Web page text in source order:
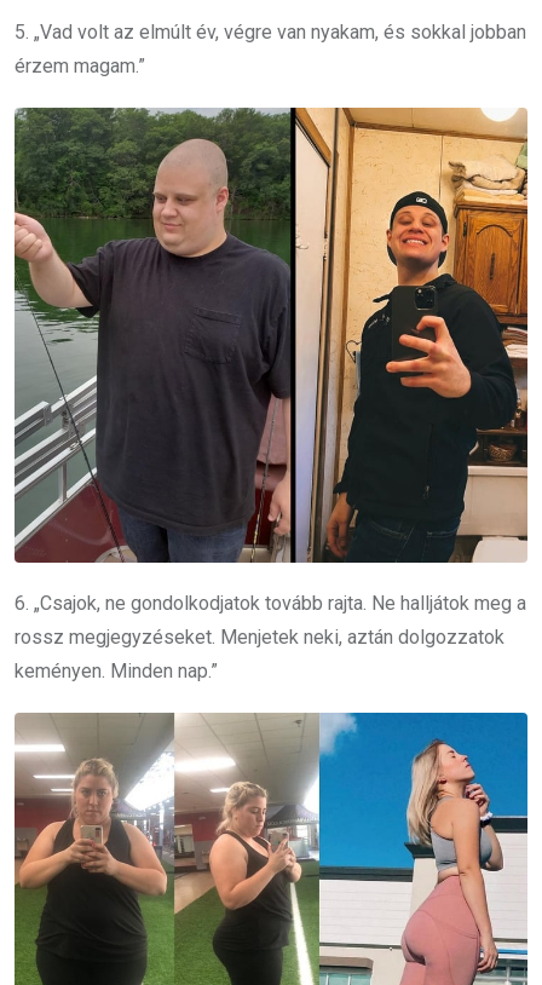
5. „Vad volt az elmúlt év, végre van nyakam, és sokkal jobban
érzem magam.”
6. „Csajok, ne gondolkodjatok tovább rajta. Ne halljátok meg a
rossz megjegyzéseket. Menjetek neki, aztán dolgozzatok
keményen. Minden nap.”